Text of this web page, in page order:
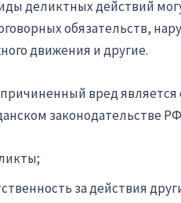
деликтных действий
обязательств,
движения и другие.
вред
законодательстве
за действия